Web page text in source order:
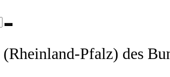
Suchen …
Pfalz) des